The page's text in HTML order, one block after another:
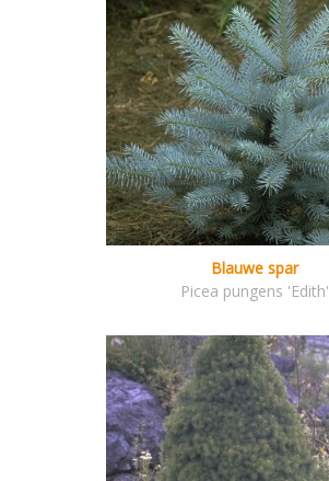
Blauwe spar
Picea pungens 'Edith'